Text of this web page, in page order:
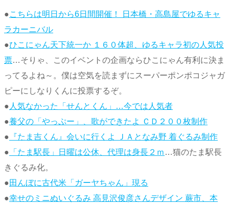
●こちらは明日から6日間開催！ 日本橋・高島屋でゆるキャ
ラカーニバル
●ひこにゃん天下統一か １６０体超、ゆるキャラ初の人気投
票…そりゃ、このイベントの企画ならひこにゃん有利に決ま
ってるよね～。僕は空気を読まずにスーパーポンポコジャガ
ピーにしなりくんに投票するぞ。
●人気なかった「せんとくん」…今では人気者
●養父の「やっぷー」、歌ができたよ ＣＤ２００枚制作
● 『たま吉くん』会いに行くよ ＪＡとなみ野 着ぐるみ制作
● 「たま駅長」日曜は公休、代理は身長２ｍ …猫のたま駅長
きぐるみ化。
●田んぼに古代米「ガーヤちゃん」現る
●幸せのミニぬいぐるみ 高見沢俊彦さんデザイン 蕨市、本